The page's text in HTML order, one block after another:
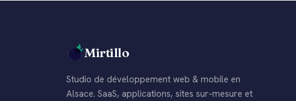
Mirtillo
Studio de développement web & mobile en
Alsace. SaaS, applications, sites sur-mesure et